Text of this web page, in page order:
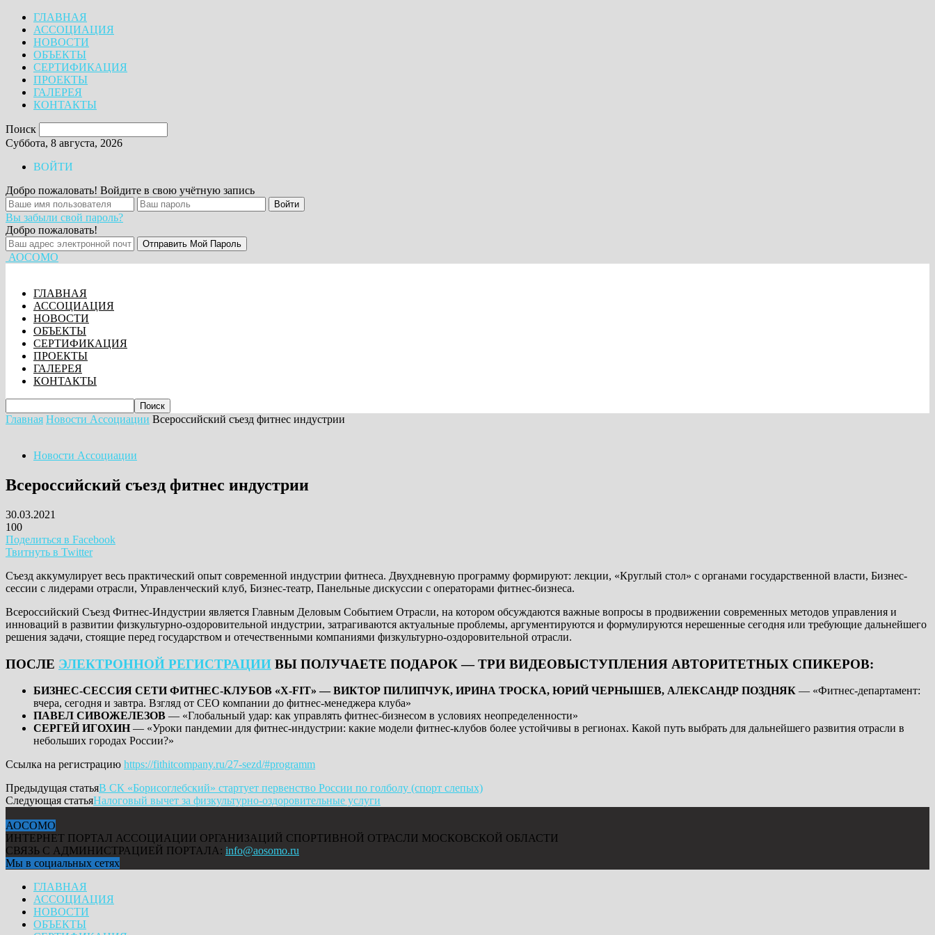
ГЛАВНАЯ
АССОЦИАЦИЯ
НОВОСТИ
ОБЪЕКТЫ
СЕРТИФИКАЦИЯ
ПРОЕКТЫ
ГАЛЕРЕЯ
КОНТАКТЫ
Поиск
Суббота, 8 августа, 2026
ВОЙТИ
Добро пожаловать! Войдите в свою учётную запись
Вы забыли свой пароль?
Добро пожаловать!
АОСОМО
ГЛАВНАЯ
АССОЦИАЦИЯ
НОВОСТИ
ОБЪЕКТЫ
СЕРТИФИКАЦИЯ
ПРОЕКТЫ
ГАЛЕРЕЯ
КОНТАКТЫ
Главная Новости Ассоциации Всероссийский съезд фитнес индустрии
Новости Ассоциации
Всероссийский съезд фитнес индустрии
30.03.2021
100
Поделиться в Facebook
Твитнуть в Twitter
Съезд аккумулирует весь практический опыт современной индустрии фитнеса. Двухдневную программу формируют: лекции, «Круглый стол» с органами государственной власти, Бизнес-
сессии с лидерами отрасли, Управленческий клуб, Бизнес-театр, Панельные дискуссии с операторами фитнес-бизнеса.
Всероссийский Съезд Фитнес-Индустрии является Главным Деловым Событием Отрасли, на котором обсуждаются важные вопросы в продвижении современных методов управления и
инноваций в развитии физкультурно-оздоровительной индустрии, затрагиваются актуальные проблемы, аргументируются и формулируются нерешенные сегодня или требующие дальнейшего
решения задачи, стоящие перед государством и отечественными компаниями физкультурно-оздоровительной отрасли.
ПОСЛЕ ЭЛЕКТРОННОЙ РЕГИСТРАЦИИ ВЫ ПОЛУЧАЕТЕ ПОДАРОК — ТРИ ВИДЕОВЫСТУПЛЕНИЯ АВТОРИТЕТНЫХ СПИКЕРОВ:
БИЗНЕС-СЕССИЯ СЕТИ ФИТНЕС-КЛУБОВ «X-FIT» — ВИКТОР ПИЛИПЧУК, ИРИНА ТРОСКА, ЮРИЙ ЧЕРНЫШЕВ, АЛЕКСАНДР ПОЗДНЯК — «Фитнес-департамент:
вчера, сегодня и завтра. Взгляд от CEO компании до фитнес-менеджера клуба»
ПАВЕЛ СИВОЖЕЛЕЗОВ — «Глобальный удар: как управлять фитнес-бизнесом в условиях неопределенности»
СЕРГЕЙ ИГОХИН— «Уроки пандемии для фитнес-индустрии: какие модели фитнес-клубов более устойчивы в регионах. Какой путь выбрать для дальнейшего развития отрасли в
небольших городах России?»
Ссылка на регистрацию https://fithitcompany.ru/27-sezd/#programm
Предыдущая статьяВ СК «Борисоглебский» стартует первенство России по голболу (спорт слепых)
Следующая статьяНалоговый вычет за физкультурно-оздоровительные услуги
АОСОМО
ИНТЕРНЕТ ПОРТАЛ АССОЦИАЦИИ ОРГАНИЗАЦИЙ СПОРТИВНОЙ ОТРАСЛИ МОСКОВСКОЙ ОБЛАСТИ
СВЯЗЬ С АДМИНИСТРАЦИЕЙ ПОРТАЛА: info@aosomo.ru
Мы в социальных сетях
ГЛАВНАЯ
АССОЦИАЦИЯ
НОВОСТИ
ОБЪЕКТЫ